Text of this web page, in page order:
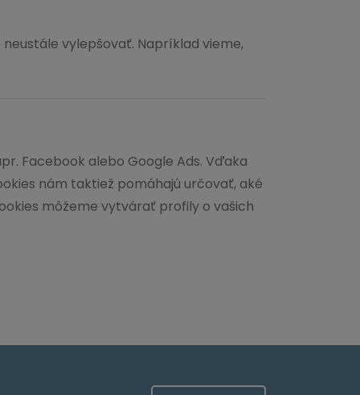
vylepšovať. Napríklad vieme,
Facebook alebo Google Ads. Vďaka
nám taktiež pomáhajú určovať, aké
môžeme vytvárať profily o vašich